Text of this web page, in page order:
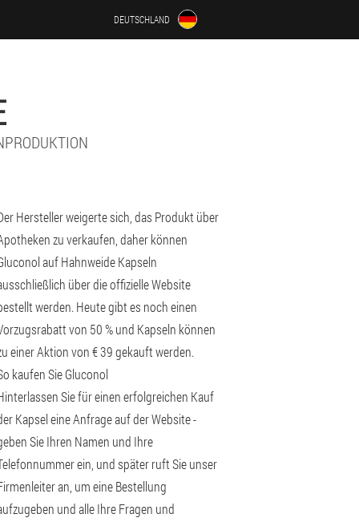
DEUTSCHLAND
Hersteller weigerte sich, das Produkt über
zu verkaufen, daher können
auf Hahnweide Kapseln
über die offizielle Website
werden. Heute gibt es noch einen
von 50 % und Kapseln können
einer Aktion von € 39 gekauft werden.
kaufen Sie Gluconol
Sie für einen erfolgreichen Kauf
Kapsel eine Anfrage auf der Website -
Sie Ihren Namen und Ihre
ein, und später ruft Sie unser
an, um eine Bestellung
und alle Ihre Fragen und